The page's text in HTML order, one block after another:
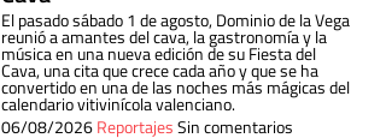
El pasado sábado 1 de agosto, Dominio de la Vega
reunió a amantes del cava, la gastronomía y la
música en una nueva edición de su Fiesta del
Cava, una cita que crece cada año y que se ha
convertido en una de las noches más mágicas del
calendario vitivinícola valenciano.
06/08/2026ReportajesSin comentarios